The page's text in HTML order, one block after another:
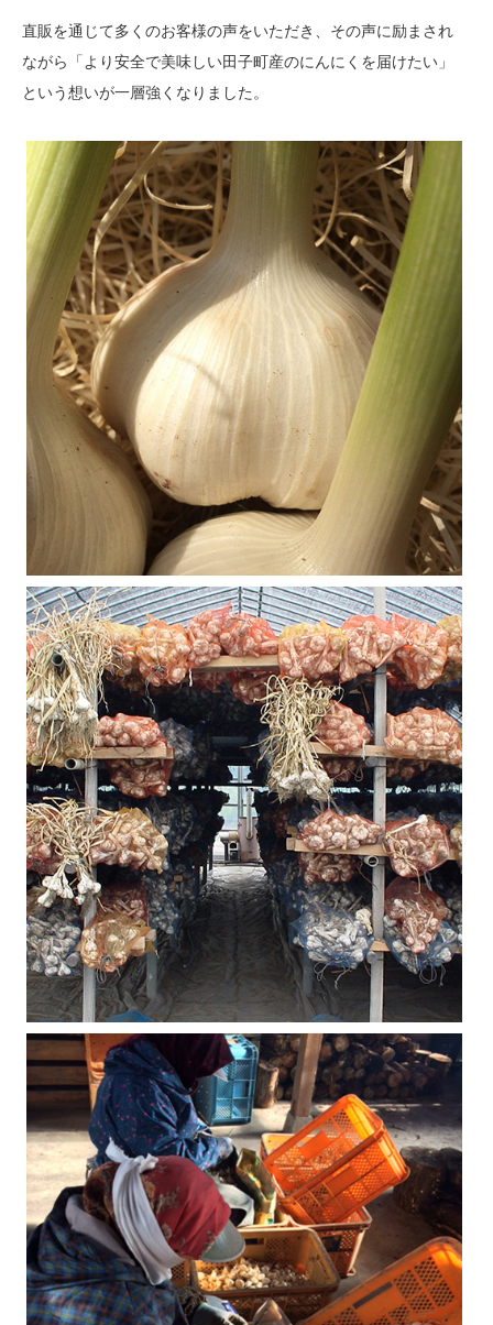
直販を通じて多くのお客様の声をいただき、その声に励まされ
ながら「より安全で美味しい田子町産のにんにくを届けたい」
という想いが一層強くなりました。